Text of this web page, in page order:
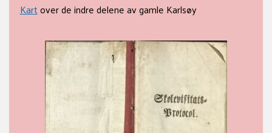
Kartover de indre delene av gamle Karlsøy